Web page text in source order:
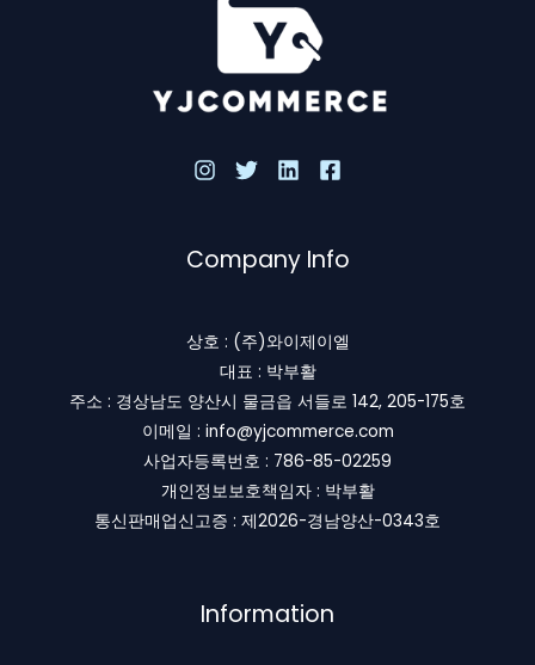
Company Info
상호 : (주)와이제이엘
대표 : 박부활
주소 : 경상남도 양산시 물금읍 서들로 142, 205-175호
이메일 : info@yjcommerce.com
사업자등록번호 : 786-85-02259
개인정보보호책임자 : 박부활
통신판매업신고증 : 제2026-경남양산-0343호
Information